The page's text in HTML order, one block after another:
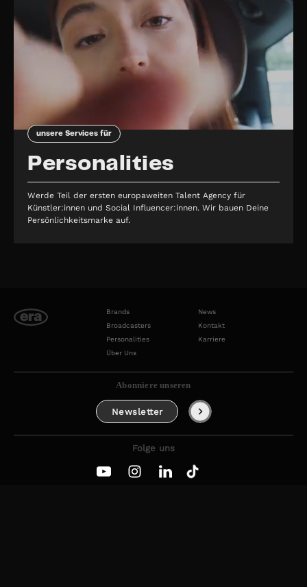
unsere Services für
Personalities
Werde Teil der ersten europaweiten Talent Agency für
Künstler:innen und Social Influencer:innen. Wir bauen Deine
Persönlichkeitsmarke auf.
Brands
Broadcasters
Personalities
Über Uns
News
Kontakt
Karriere
Abonniere unseren
Newsletter
Folge uns